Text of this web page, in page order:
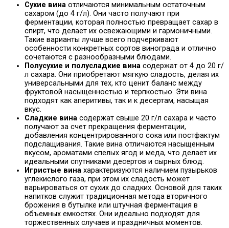
Сухие вина отличаются минимальным остаточным
сахаром (до 4 г/л). Они часто получают при
ферментации, которая полностью превращает сахар в
спирт, что делает их освежающими и гармоничными.
Такие варианты лучше всего подчеркивают
особенности конкретных сортов винограда и отлично
сочетаются с разнообразными блюдами.
Полусухие и полусладкие вина содержат от 4 до 20 г/
л сахара. Они приобретают мягкую сладость, делая их
универсальными для тех, кто ценит баланс между
фруктовой насыщенностью и терпкостью. Эти вина
подходят как аперитивы, так и к десертам, насыщая
вкус.
Сладкие вина содержат свыше 20 г/л сахара и часто
получают за счет прекращения ферментации,
добавления концентрированного сока или постфактум
подслащивания. Такие вина отличаются насыщенным
вкусом, ароматами спелых ягод и меда, что делает их
идеальными спутниками десертов и сырных блюд.
Игристые вина характеризуются наличием пузырьков
углекислого газа, при этом их сладость может
варьироваться от сухих до сладких. Основой для таких
напитков служит традиционная метода вторичного
брожения в бутылке или штучная ферментация в
объемных емкостях. Они идеально подходят для
торжественных случаев и праздничных моментов.